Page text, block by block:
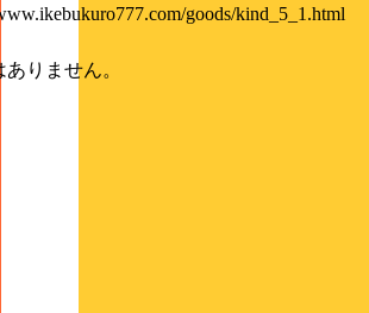
goods/kind_5_1.html
りません。